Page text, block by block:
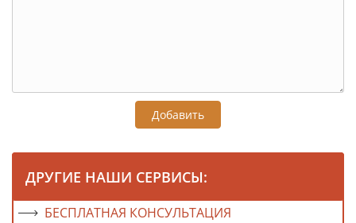
Добавить
ДРУГИЕ НАШИ СЕРВИСЫ:
БЕСПЛАТНАЯ КОНСУЛЬТАЦИЯ